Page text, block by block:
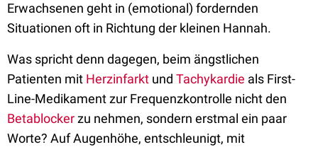
Erwachsenen geht in (emotional) fordernden
Situationen oft in Richtung der kleinen Hannah.
Was spricht denn dagegen, beim ängstlichen
Patienten mit Herzinfarkt und Tachykardie als First-
Line-Medikament zur Frequenzkontrolle nicht den
Betablockerzu nehmen, sondern erstmal ein paar
Worte? Auf Augenhöhe, entschleunigt, mit